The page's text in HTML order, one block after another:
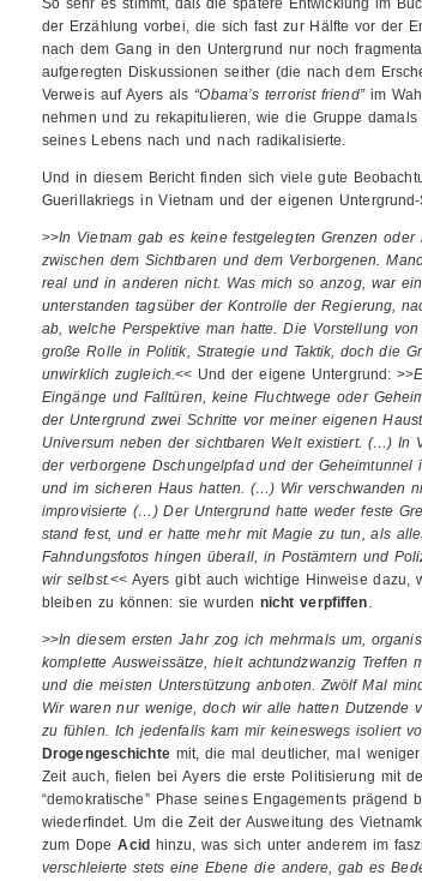
So sehr es stimmt, daß die spätere Entwicklung im
der Erzählung vorbei, die sich fast zur Hälfte vor der
nach dem Gang in den Untergrund nur noch
aufgeregten Diskussionen seither (die nach dem
Verweis auf Ayers als “Obama’s terrorist friend”im
nehmen und zu rekapitulieren, wie die Gruppe
seines Lebens nach und nach radikalisierte.
Und in diesem Bericht finden sich viele gute
Guerillakriegs in Vietnam und der eigenen Untergrund-
>>In Vietnam gab es keine festgelegten Grenzen
zwischen dem Sichtbaren und dem Verborgenen.
real und in anderen nicht. Was mich so anzog, war
unterstanden tagsüber der Kontrolle der Regierung,
ab, welche Perspektive man hatte. Die Vorstellung
große Rolle in Politik, Strategie und Taktik, doch die
unwirklich zugleich.<< Und der eigene Untergrund: >>
Eingänge und Falltüren, keine Fluchtwege oder
der Untergrund zwei Schritte vor meiner eigenen
Universum neben der sichtbaren Welt existiert. (…) In
der verborgene Dschungelpfad und der
und im sicheren Haus hatten. (…) Wir verschwanden
improvisierte (…) Der Untergrund hatte weder feste
stand fest, und er hatte mehr mit Magie zu tun, als
Fahndungsfotos hingen überall, in Postämtern und
wir selbst.<< Ayers gibt auch wichtige Hinweise dazu,
bleiben zu können: sie wurden nicht verpfiffen.
>>In diesem ersten Jahr zog ich mehrmals um,
komplette Ausweissätze, hielt achtundzwanzig
und die meisten Unterstützung anboten. Zwölf Mal
Wir waren nur wenige, doch wir alle hatten Dutzende
zu fühlen. Ich jedenfalls kam mir keineswegs isoliert
Drogengeschichtemit, die mal deutlicher, mal
Zeit auch, fielen bei Ayers die erste Politisierung mit
“demokratische” Phase seines Engagements
wiederfindet. Um die Zeit der Ausweitung des
zum DopeAcid hinzu, was sich unter anderem im
verschleierte stets eine Ebene die andere, gab es